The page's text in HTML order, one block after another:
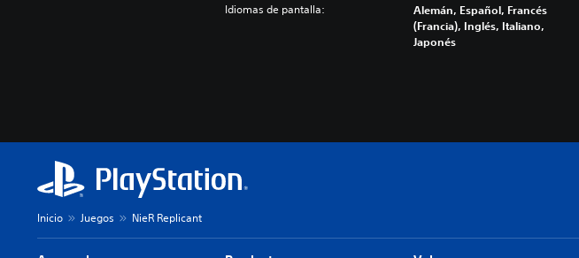
Idiomas de pantalla:
Alemán, Español, Francés
(Francia), Inglés, Italiano,
Japonés
Inicio Juegos NieR Replicant